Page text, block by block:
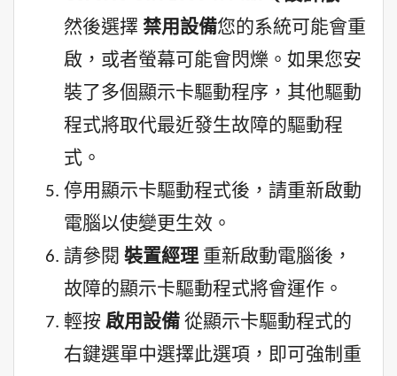
然後選擇 禁用設備您的系統可能會重
啟，或者螢幕可能會閃爍。如果您安
裝了多個顯示卡驅動程序，其他驅動
程式將取代最近發生故障的驅動程
式。
停用顯示卡驅動程式後，請重新啟動
電腦以使變更生效。
請參閱 裝置經理 重新啟動電腦後，
故障的顯示卡驅動程式將會運作。
輕按 啟用設備 從顯示卡驅動程式的
右鍵選單中選擇此選項，即可強制重